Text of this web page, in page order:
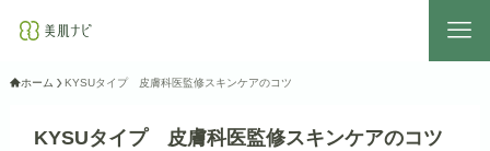
ホーム KYSUタイプ 皮膚科医監修スキンケアのコツ
KYSUタイプ 皮膚科医監修スキンケアのコツ